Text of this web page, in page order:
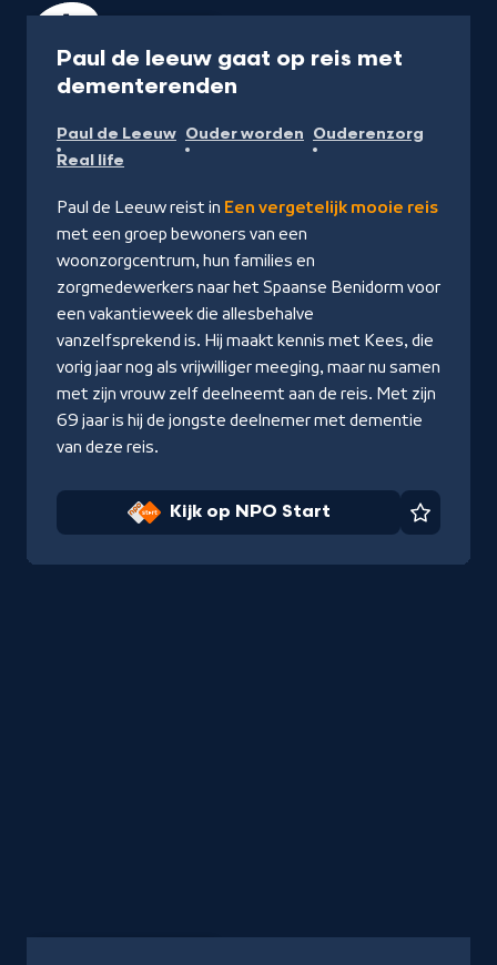
Paul de leeuw gaat op reis met
dementerenden
op
Paul de Leeuw Ouder worden Ouderenzorg
Real life
Paul de Leeuw reist in Een vergetelijk mooie reis
met een groep bewoners van een
woonzorgcentrum, hun families en
zorgmedewerkers naar het Spaanse Benidorm voor
een vakantieweek die allesbehalve
vanzelfsprekend is. Hij maakt kennis met Kees, die
vorig jaar nog als vrijwilliger meeging, maar nu samen
met zijn vrouw zelf deelneemt aan de reis. Met zijn
69 jaar is hij de jongste deelnemer met dementie
van deze reis.
Kijk op NPO Start